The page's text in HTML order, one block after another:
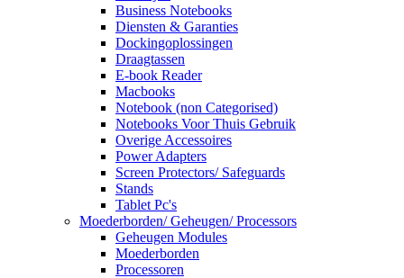
Business Notebooks
Diensten & Garanties
Dockingoplossingen
Draagtassen
E-book Reader
Macbooks
Notebook (non Categorised)
Notebooks Voor Thuis Gebruik
Overige Accessoires
Power Adapters
Screen Protectors/ Safeguards
Stands
Tablet Pc's
Moederborden/ Geheugen/ Processors
Geheugen Modules
Moederborden
Processoren